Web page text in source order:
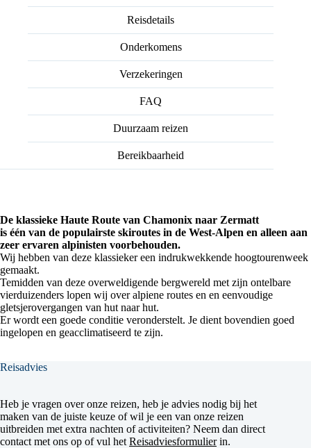
Reisdetails
Onderkomens
Verzekeringen
FAQ
Duurzaam reizen
Bereikbaarheid
De klassieke Haute Route van Chamonix naar Zermatt
is één van de populairste skiroutes in de West-Alpen en alleen aan
zeer ervaren alpinisten voorbehouden.
Wij hebben van deze klassieker een indrukwekkende hoogtourenweek
gemaakt.
Temidden van deze overweldigende bergwereld met zijn ontelbare
vierduizenders lopen wij over alpiene routes en en eenvoudige
gletsjerovergangen van hut naar hut.
Er wordt een goede conditie veronderstelt. Je dient bovendien goed
ingelopen en geacclimatiseerd te zijn.
Reisadvies
Heb je vragen over onze reizen, heb je advies nodig bij het
maken van de juiste keuze of wil je een van onze reizen
uitbreiden met extra nachten of activiteiten? Neem dan direct
contact met ons op of vul het Reisadviesformulierin.